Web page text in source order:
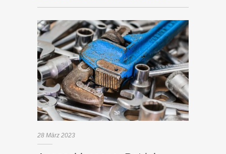
28 März 2023